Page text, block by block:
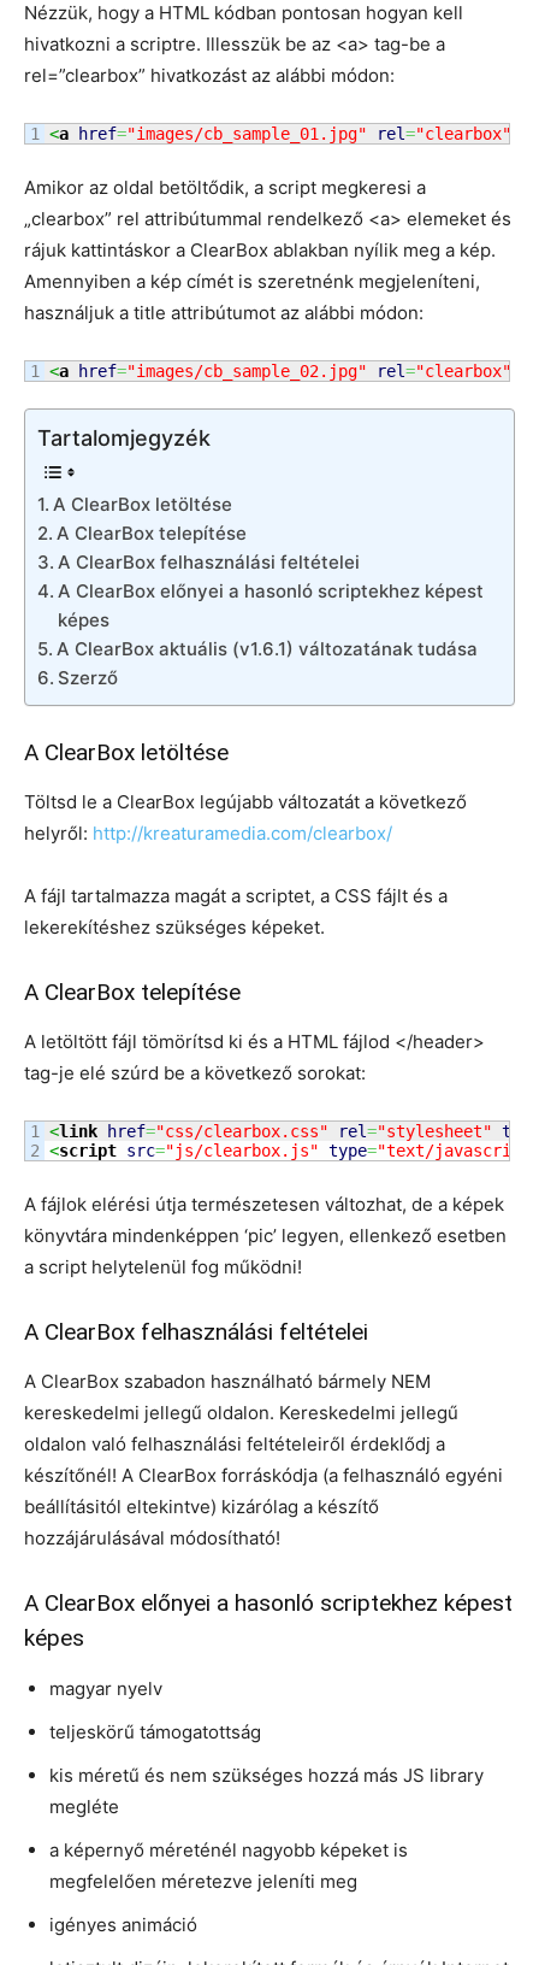
Nézzük, hogy a HTML kódban pontosan hogyan kell
hivatkozni a scriptre. Illesszük be az <a> tag-be a
rel=”clearbox” hivatkozást az alábbi módon:
<a href="images/cb_sample_01.jpg" rel="clearbox"
Amikor az oldal betöltődik, a script megkeresi a
„clearbox” rel attribútummal rendelkező <a> elemeket és
rájuk kattintáskor a ClearBox ablakban nyílik meg a kép.
Amennyiben a kép címét is szeretnénk megjeleníteni,
használjuk a title attribútumot az alábbi módon:
<a href="images/cb_sample_02.jpg" rel="clearbox"
Tartalomjegyzék
A ClearBox letöltése
A ClearBox telepítése
A ClearBox felhasználási feltételei
A ClearBox előnyei a hasonló scriptekhez képest
képes
A ClearBox aktuális (v1.6.1) változatának tudása
Szerző
A ClearBox letöltése
Töltsd le a ClearBox legújabb változatát a következő
helyről: http://kreaturamedia.com/clearbox/
A fájl tartalmazza magát a scriptet, a CSS fájlt és a
lekerekítéshez szükséges képeket.
A ClearBox telepítése
A letöltött fájl tömörítsd ki és a HTML fájlod </header>
tag-je elé szúrd be a következő sorokat:
1
<link href="css/clearbox.css" rel="stylesheet" type
<script src="js/clearbox.js" type="text/javascript"
A fájlok elérési útja természetesen változhat, de a képek
könyvtára mindenképpen ‘pic’ legyen, ellenkező esetben
a script helytelenül fog működni!
A ClearBox felhasználási feltételei
A ClearBox szabadon használható bármely NEM
kereskedelmi jellegű oldalon. Kereskedelmi jellegű
oldalon való felhasználási feltételeiről érdeklődj a
készítőnél! A ClearBox forráskódja (a felhasználó egyéni
beállításitól eltekintve) kizárólag a készítő
hozzájárulásával módosítható!
A ClearBox előnyei a hasonló scriptekhez képest
képes
magyar nyelv
teljeskörű támogatottság
kis méretű és nem szükséges hozzá más JS library
megléte
a képernyő méreténél nagyobb képeket is
megfelelően méretezve jeleníti meg
igényes animáció